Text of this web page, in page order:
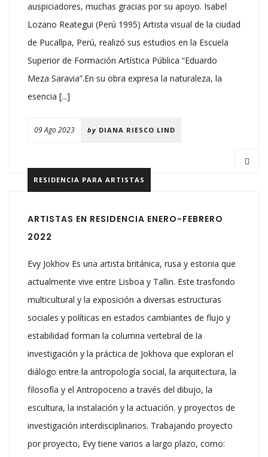
auspiciadores, muchas gracias por su apoyo. Isabel
Lozano Reategui (Perú 1995) Artista visual de la ciudad
de Pucallpa, Perú, realizó sus estudios en la Escuela
Superior de Formación Artística Pública “Eduardo
Meza Saravia”.En su obra expresa la naturaleza, la
esencia [...]
09 Ago 2023 by DIANA RIESCO LIND
RESIDENCIA PARA ARTISTAS
ARTISTAS EN RESIDENCIA ENERO-FEBRERO
2022
Evy Jokhov Es una artista británica, rusa y estonia que
actualmente vive entre Lisboa y Tallin. Este trasfondo
multicultural y la exposición a diversas estructuras
sociales y políticas en estados cambiantes de flujo y
estabilidad forman la columna vertebral de la
investigación y la práctica de Jokhova que exploran el
diálogo entre la antropología social, la arquitectura, la
filosofía y el Antropoceno a través del dibujo, la
escultura, la instalación y la actuación. y proyectos de
investigación interdisciplinarios. Trabajando proyecto
por proyecto, Evy tiene varios a largo plazo, como: